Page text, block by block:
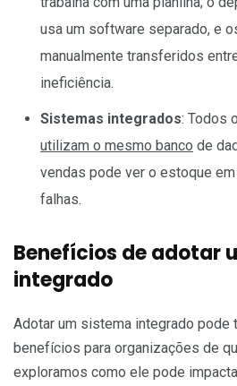
usa um software separado, e
manualmente transferidos
ineficiência.
Sistemas integrados: Todos
utilizam o mesmo banco de
vendas pode ver o estoque
falhas.
Benefícios de adotar
integrado
Adotar um sistema integrado pode
benefícios para organizações de
exploramos como ele pode